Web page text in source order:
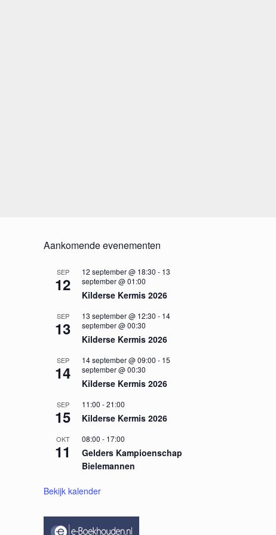
Aankomende evenementen
SEP
12
12 september @ 18:30 - 13
september @ 01:00
Kilderse Kermis 2026
SEP
13
13 september @ 12:30 - 14
september @ 00:30
Kilderse Kermis 2026
SEP
14
14 september @ 09:00 - 15
september @ 00:30
Kilderse Kermis 2026
SEP
15
11:00 -21:00
Kilderse Kermis 2026
OKT
11
08:00 - 17:00
Gelders Kampioenschap
Bielemannen
Bekijk kalender